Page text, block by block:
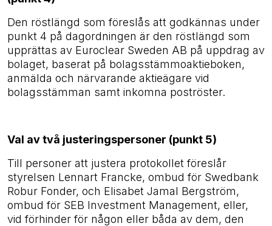
Den röstlängd som föreslås att godkännas under
punkt 4 på dagordningen är den röstlängd som
upprättas av Euroclear Sweden AB på uppdrag av
bolaget, baserat på bolagsstämmoaktieboken,
anmälda och närvarande aktieägare vid
bolagsstämman samt inkomna poströster.
Val av två justeringspersoner (punkt 5)
Till personer att justera protokollet föreslår
styrelsen Lennart Francke, ombud för Swedbank
Robur Fonder, och Elisabet Jamal Bergström,
ombud för SEB Investment Management, eller,
vid förhinder för någon eller båda av dem, den